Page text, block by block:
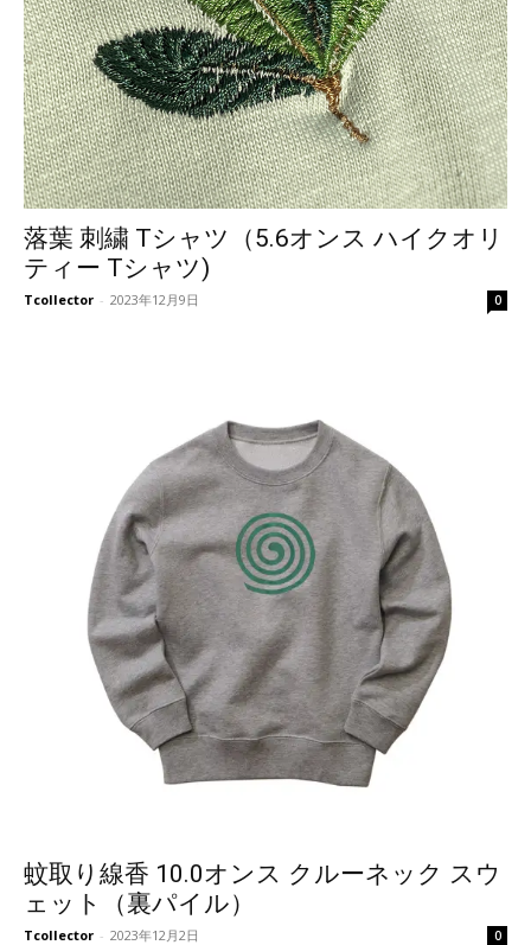
落葉 刺繍 Tシャツ（5.6オンス ハイクオリ
ティー Tシャツ)
Tcollector - 2023年12月9日 0
蚊取り線香 10.0オンス クルーネック スウ
ェット（裏パイル）
Tcollector - 2023年12月2日 0